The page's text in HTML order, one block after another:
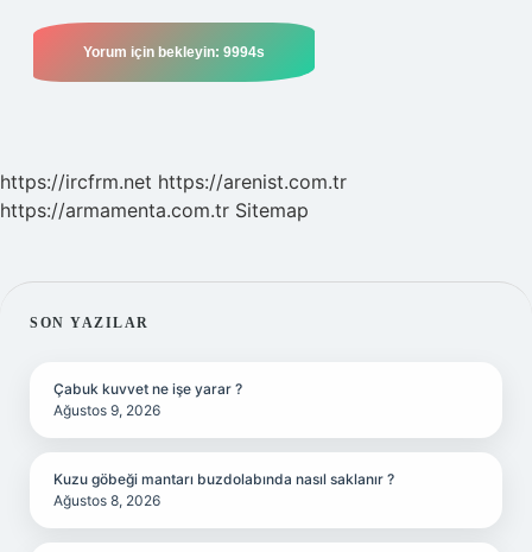
https://ircfrm.net https://arenist.com.tr
https://armamenta.com.tr Sitemap
SIDEBAR
SON YAZILAR
Çabuk kuvvet ne işe yarar ?
Ağustos 9, 2026
Kuzu göbeği mantarı buzdolabında nasıl saklanır ?
Ağustos 8, 2026